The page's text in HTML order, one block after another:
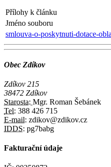
Přílohy k článku
Jméno souboru
smlouva-o-poskytnuti-dotace-
Obec Zdíkov
Zdíkov 215
38472 Zdíkov
Starosta: Mgr. Roman Šebánek
Tel: 388 426 715
E-mail: zdikov@zdikov.cz
IDDS: pg7babg
Fakturační údaje